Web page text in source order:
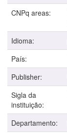
CNPq areas:
Idioma:
País:
Publisher:
Sigla da
instituição:
Departamento: